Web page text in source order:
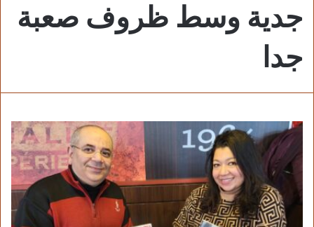
جدية وسط ظروف صعبة
جدا